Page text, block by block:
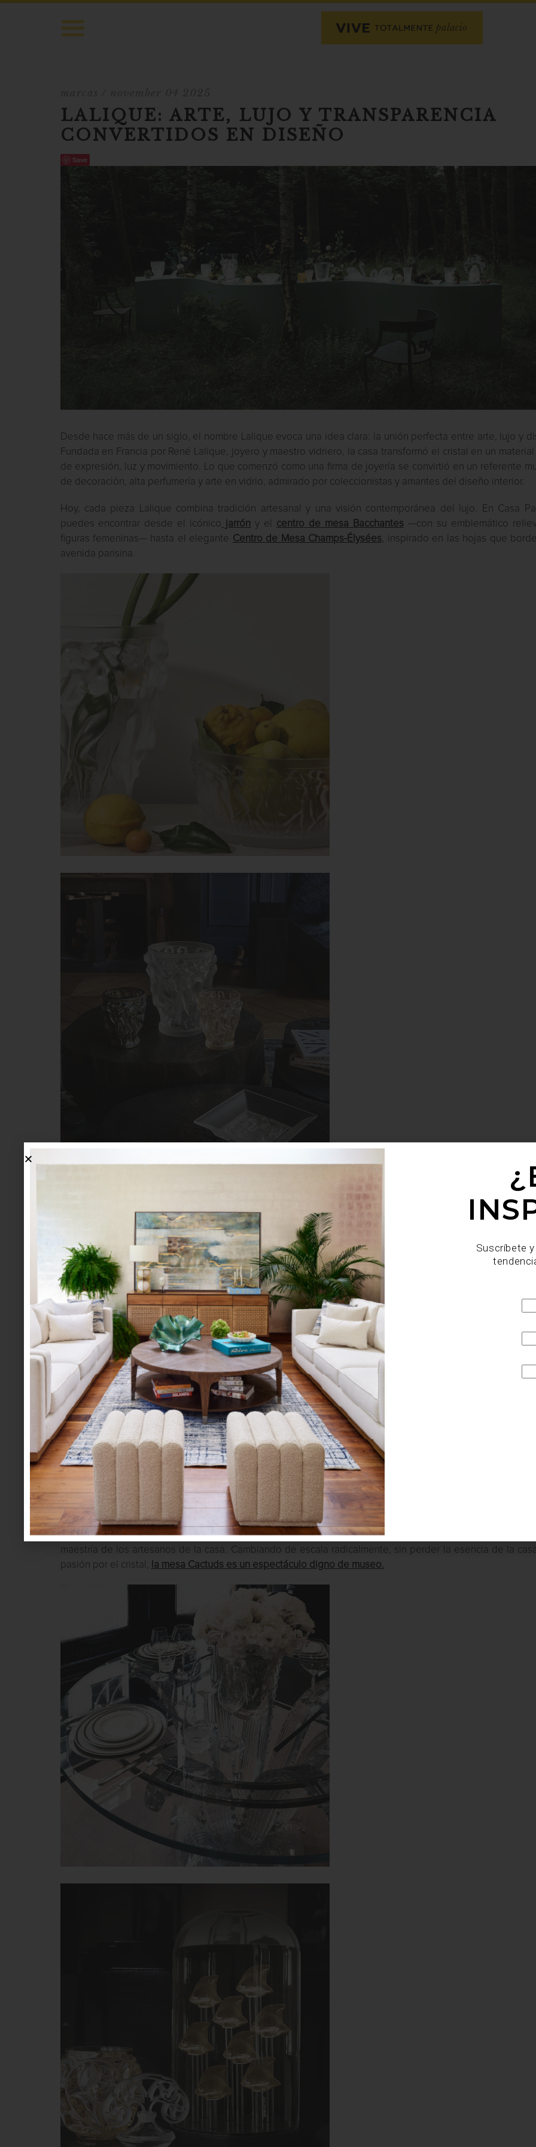
LALIQUE: ARTE, LUJO Y TRANSPARENCIA
CONVERTIDOS EN DISEÑO
Save
Desde hace más de un siglo, el nombre Lalique evoca una idea clara: la unión perfecta entre arte, lujo y
Fundada en Francia por René Lalique, joyero y maestro vidriero, la casa transformó el cristal en un
de expresión, luz y movimiento. Lo que comenzó como una firma de joyería se convirtió en un referente
de decoración, alta perfumería y arte en vidrio, admirado por coleccionistas y amantes del diseño interior.
Hoy, cada pieza Lalique combina tradición artesanal y una visión contemporánea del lujo. En Casa
puedes encontrar desde el icónico jarrón y el centro de mesa Bacchantes —con su emblemático
figuras femeninas— hasta el elegante Centro de Mesa Champs-Élysées, inspirado en las hojas que
avenida parisina.
El pez en cristal ámbar, diseñado en 1913, es otro clásico que simboliza la buena fortuna y sigue siendo una
del diseño moderno. Las figuras decorativas, como el cisne o elcaballo Kazajo
maestría de los artesanos de la casa. Cambiando de escala radicalmente, sin perder la esencia de la
pasión por el cristal,
la mesa Cactuds es un espectáculo digno de museo.
Suscríbete